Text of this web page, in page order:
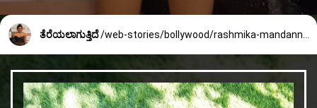
ತೆರೆಯಲಾಗುತ್ತಿದೆ